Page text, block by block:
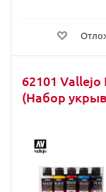
62101 Vallejo
(Набор